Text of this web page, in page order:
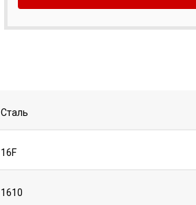
Сталь
16F
1610